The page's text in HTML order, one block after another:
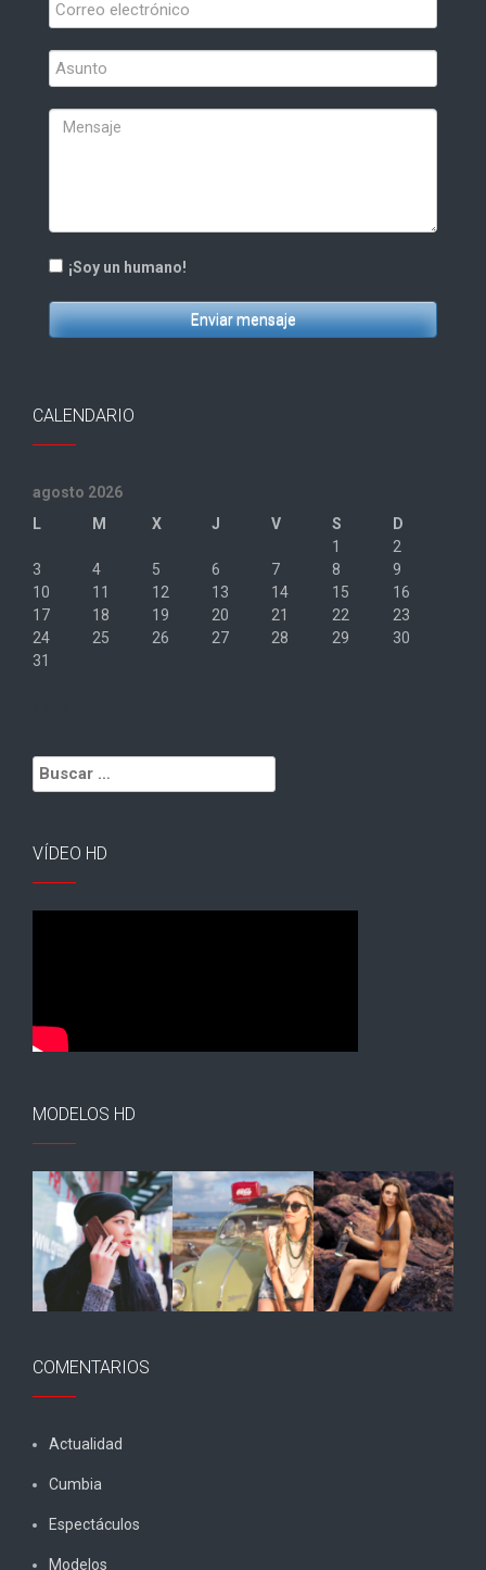
¡Soy un humano!
Enviar mensaje
CALENDARIO
agosto 2026
L
M X J V S
D
1
2
3
4 5 6 7 8
9
10
11 12 13 14 15
16
17
18 19 20 21 22
23
24
25 26 27 28 29
30
31
Buscar:
VÍDEO HD
MODELOS HD
COMENTARIOS
Actualidad
Cumbia
Espectáculos
Modelos